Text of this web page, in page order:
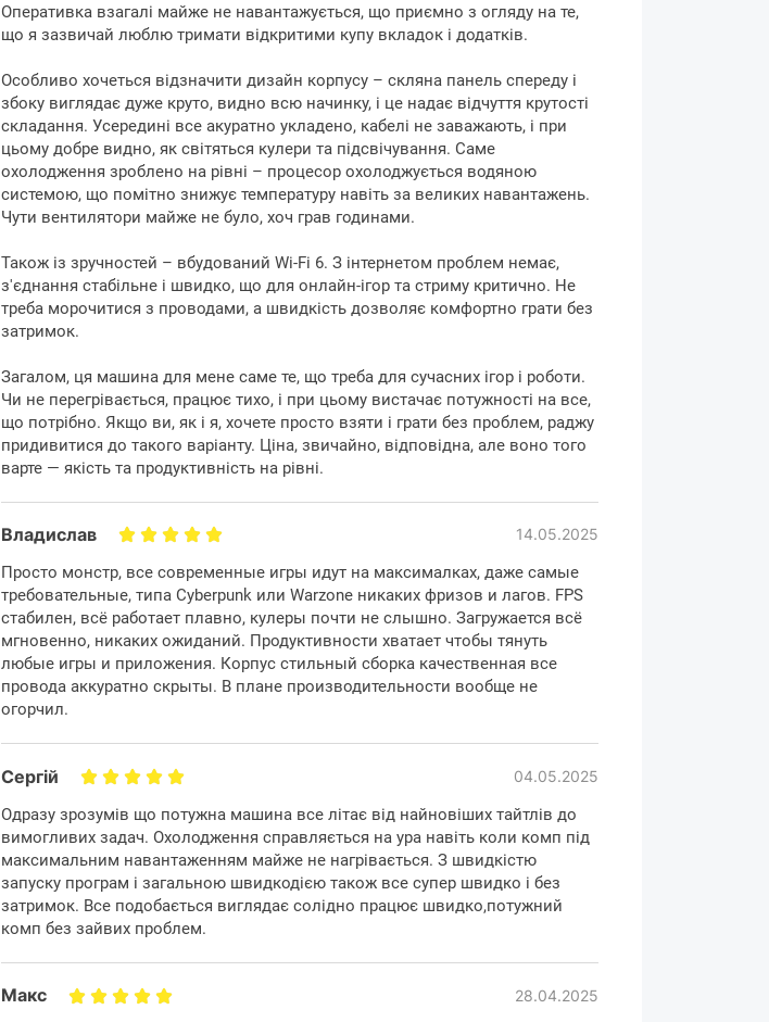
Високопродуктивний персональний
комп'ютер ASGARD
ASGARD
- відмінний вибір для тих, хто шукає надійну та продуктивну
систему для роботи, ігор та творчих завдань. В його основі лежить
шестиядерний процесор Intel Core Ultra 5 235, що забезпечує високу
5070 з 12 ГБ GDDR7 пам'яті гарантує відмінну графіку та плавний
ігровий процес. Материнська плата Intel В860 забезпечує стабільну
роботу всіх компонентів та можливість розширення системи.
Високошвидкісна оперативна пам'ять DDR5 з частотою 6000 МГц
накопичувач сприяє блискавичному завантаженню системи та програм.
Потужний блок живлення на 750W забезпечує стабільну роботу системи
навіть при високих навантаженнях. Все це поміщено в стильний корпус
1stPlayer Mi7-A-BK-2F7R-1F7 Black, який забезпечує ефективне
охолодження та сучасний вигляд. ASGARD
комп'ютер, ідеальний для геймерів та професіоналів.
Оперативка взагалі майже не навантажується, що приємно з огляду на те,
що я зазвичай люблю тримати відкритими купу вкладок і додатків.
Особливо хочеться відзначити дизайн корпусу – скляна панель спереду і
збоку виглядає дуже круто, видно всю начинку, і це надає відчуття крутості
складання. Усередині все акуратно укладено, кабелі не заважають, і при
цьому добре видно, як світяться кулери та підсвічування. Саме
охолодження зроблено на рівні – процесор охолоджується водяною
системою, що помітно знижує температуру навіть за великих навантажень.
Чути вентилятори майже не було, хоч грав годинами.
Також із зручностей – вбудований Wi-Fi 6. З інтернетом проблем немає,
з'єднання стабільне і швидко, що для онлайн-ігор та стриму критично. Не
треба морочитися з проводами, а швидкість дозволяє комфортно грати без
затримок.
Загалом, ця машина для мене саме те, що треба для сучасних ігор і роботи.
Чи не перегрівається, працює тихо, і при цьому вистачає потужності на все,
що потрібно. Якщо ви, як і я, хочете просто взяти і грати без проблем, раджу
придивитися до такого варіанту. Ціна, звичайно, відповідна, але воно того
варте — якість та продуктивність на рівні.
Владислав 14.05.2025
Просто монстр, все современные игры идут на максималках, даже самые
требовательные, типа Cyberpunk или Warzone никаких фризов и лагов. FPS
стабилен, всё работает плавно, кулеры почти не слышно. Загружается всё
мгновенно, никаких ожиданий. Продуктивности хватает чтобы тянуть
любые игры и приложения. Корпус стильный сборка качественная все
провода аккуратно скрыты. В плане производительности вообще не
огорчил.
Сергій 04.05.2025
Одразу зрозумів що потужна машина все літає від найновіших тайтлів до
вимогливих задач. Охолодження справляється на ура навіть коли комп під
максимальним навантаженням майже не нагрівається. З швидкістю
запуску програм і загальною швидкодією також все супер швидко і без
затримок. Все подобається виглядає солідно працює швидко,потужний
комп без зайвих проблем.
Макс 28.04.2025